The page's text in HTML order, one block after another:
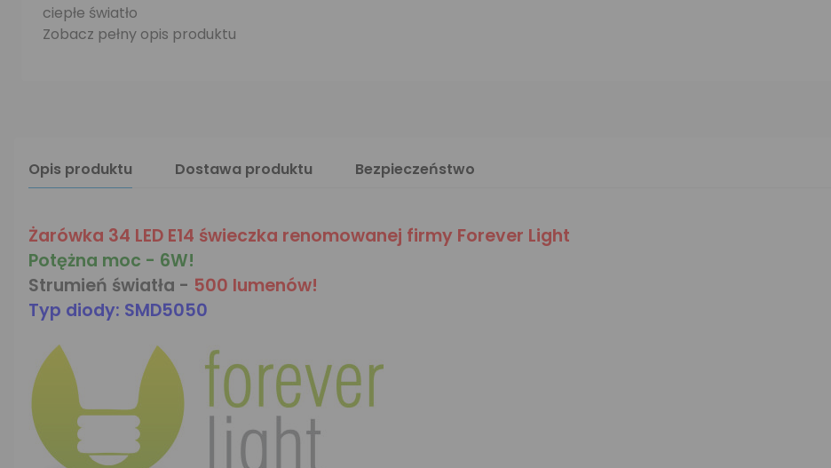
ciepłe światło
Zobacz pełny opis produktu
Opis produktu Dostawa produktu Bezpieczeństwo
Żarówka 34 LED E14 świeczka renomowanej firmy Forever Light
Potężna moc - 6W!
Strumień światła - 500 lumenów!
Typ diody: SMD5050